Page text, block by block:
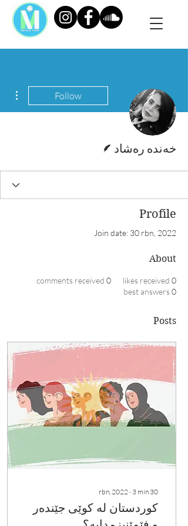
Follow
خەندە رەشاد
Profile
Join date: 30 rbn, 2022
About
0
likes received
0
comments received
0
best answers
Posts
30 rbn, 2022
∙ 3 min
كوردستان له‌ كوێی جێنده‌ر